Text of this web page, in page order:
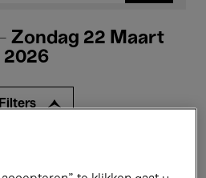
Zondag 22 Maart
2026
Filters